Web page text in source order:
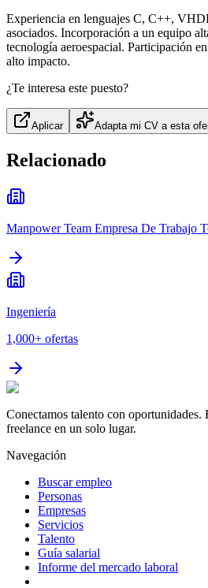
Experiencia en lenguajes C, C++,
asociados. Incorporación a un equipo
tecnología aeroespacial. Participación
alto impacto.
¿Te interesa este puesto?
Aplicar Adapta mi CV a esta
Relacionado
Manpower Team Empresa De Trabajo
Ingeniería
1,000+ ofertas
Conectamos talento con oportunidades.
freelance en un solo lugar.
Navegación
Buscar empleo
Personas
Empresas
Servicios
Talento
Guía salarial
Informe del mercado laboral